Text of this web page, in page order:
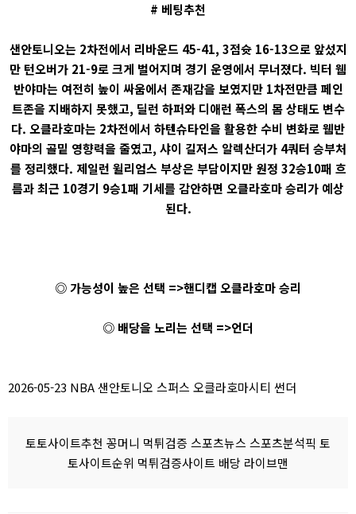
# 베팅추천
샌안토니오는 2차전에서 리바운드 45-41, 3점슛 16-13으로 앞섰지
만 턴오버가 21-9로 크게 벌어지며 경기 운영에서 무너졌다. 빅터 웸
반야마는 여전히 높이 싸움에서 존재감을 보였지만 1차전만큼 페인
트존을 지배하지 못했고, 딜런 하퍼와 디애런 폭스의 몸 상태도 변수
다. 오클라호마는 2차전에서 하텐슈타인을 활용한 수비 변화로 웸반
야마의 골밑 영향력을 줄였고, 샤이 길저스 알렉산더가 4쿼터 승부처
를 정리했다. 제일런 윌리엄스 부상은 부담이지만 원정 32승10패 흐
름과 최근 10경기 9승1패 기세를 감안하면 오클라호마 승리가 예상
된다.
◎ 가능성이 높은 선택 =>핸디캡 오클라호마 승리
◎ 배당을 노리는 선택 =>언더
2026-05-23 NBA 샌안토니오 스퍼스 오클라호마시티 썬더
토토사이트추천 꽁머니 먹튀검증 스포츠뉴스 스포츠분석픽 토
토사이트순위 먹튀검증사이트 배당 라이브맨